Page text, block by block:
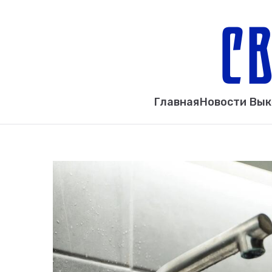
ГлавнаяНовости